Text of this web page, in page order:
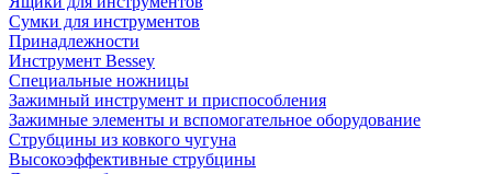
Сумки для инструментов
Принадлежности
Инструмент Bessey
Специальные ножницы
Зажимный инструмент и приспособления
Зажимные элементы и вспомогательное оборудование
Струбцины из ковкого чугуна
Высокоэффективные струбцины